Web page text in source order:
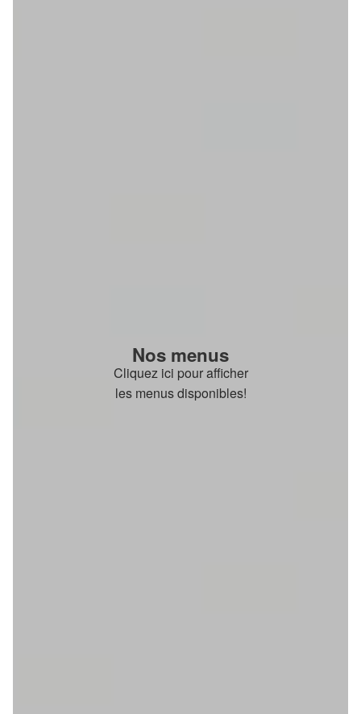
Nos menus
Cliquez ici pour afficher
les menus disponibles!